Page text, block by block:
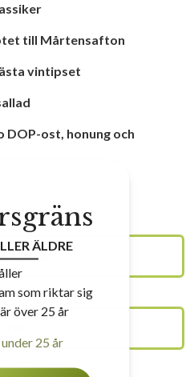
till Mårtensafton
vintipset
DOP-ost, honung och
ÄLDRE
som riktar sig
över 25 år
under 25 år